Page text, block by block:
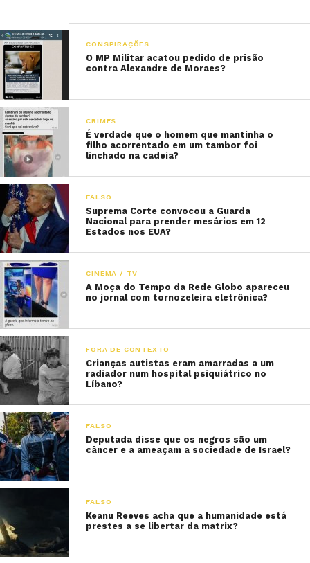
CONSPIRAÇÕES
O MP Militar acatou pedido de prisão
contra Alexandre de Moraes?
CRIMES
É verdade que o homem que mantinha o
filho acorrentado em um tambor foi
linchado na cadeia?
FALSO
Suprema Corte convocou a Guarda
Nacional para prender mesários em 12
Estados nos EUA?
CINEMA / TV
A Moça do Tempo da Rede Globo apareceu
no jornal com tornozeleira eletrônica?
FORA DE CONTEXTO
Crianças autistas eram amarradas a um
radiador num hospital psiquiátrico no
Líbano?
FALSO
Deputada disse que os negros são um
câncer e a ameaçam a sociedade de Israel?
FALSO
Keanu Reeves acha que a humanidade está
prestes a se libertar da matrix?